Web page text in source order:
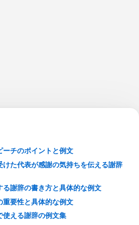
ーチのポイントと例文
けた代表が感謝の気持ちを伝える謝辞
る謝辞の書き方と具体的な例文
重要性と具体的な例文
使える謝辞の例文集